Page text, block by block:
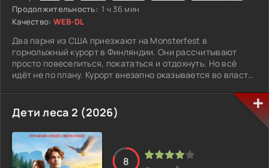
Продолжительность: 1 ч 36 мин
Качество: WEB-DL
Два парня из США приезжают на Monsterfest в
горнолыжный курорт в Финляндии. Они рассчитывают
просто повеселиться, покататься и отдохнуть. Но всё
идёт не по плану. Курорт внезапно оказывается во власти
быстро превращают праздник в настоящий хаос.
Ребятам приходится разбираться с кучей странных и
местами опасных ситуаций. Им нужно быстро соображать,
держаться вместе и как то справляться с тем, что
происходит вокруг. Постепенно они понимают, что дело
не только в веселье. Это испытание, где важно не
Дети леса 2 (2026)
8